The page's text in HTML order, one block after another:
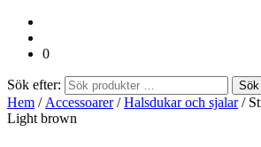
0
Sök efter: Sök
Hem / Accessoarer/Halsdukar och sjalar/
Light brown